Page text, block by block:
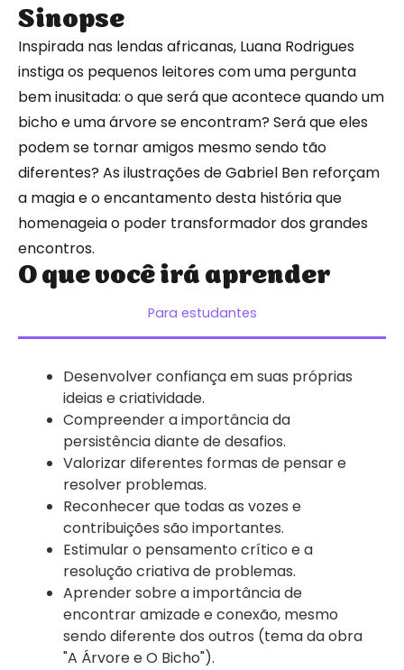
Sinopse
Inspirada nas lendas africanas, Luana Rodrigues
instiga os pequenos leitores com uma pergunta
bem inusitada: o que será que acontece quando um
bicho e uma árvore se encontram? Será que eles
podem se tornar amigos mesmo sendo tão
diferentes? As ilustrações de Gabriel Ben reforçam
a magia e o encantamento desta história que
homenageia o poder transformador dos grandes
encontros.
O que você irá aprender
Para estudantes
Desenvolver confiança em suas próprias
ideias e criatividade.
Compreender a importância da
persistência diante de desafios.
Valorizar diferentes formas de pensar e
resolver problemas.
Reconhecer que todas as vozes e
contribuições são importantes.
Estimular o pensamento crítico e a
resolução criativa de problemas.
Aprender sobre a importância de
encontrar amizade e conexão, mesmo
sendo diferente dos outros (tema da obra
"A Árvore e O Bicho").